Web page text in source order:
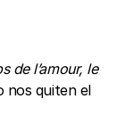
de l’amour, le
nos quiten el